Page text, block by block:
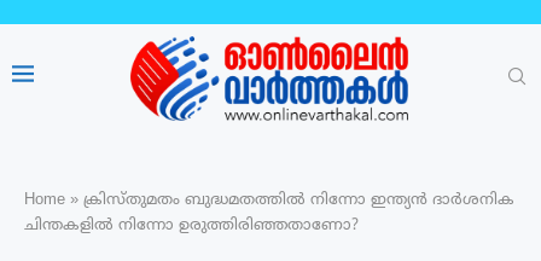
Home » ക്രിസ്തുമതം ബുദ്ധമതത്തിൽ നിന്നോ ഇന്ത്യൻ ദാർശനിക
ചിന്തകളിൽ നിന്നോ ഉരുത്തിരിഞ്ഞതാണോ?